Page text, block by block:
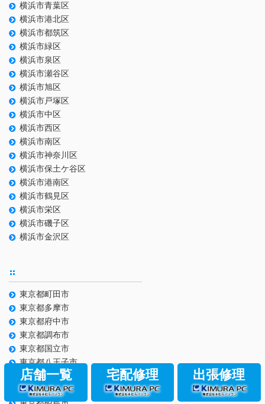
横浜市青葉区
横浜市港北区
横浜市都筑区
横浜市緑区
横浜市泉区
横浜市瀬谷区
横浜市旭区
横浜市戸塚区
横浜市中区
横浜市西区
横浜市南区
横浜市神奈川区
横浜市保土ケ谷区
横浜市港南区
横浜市鶴見区
横浜市栄区
横浜市磯子区
横浜市金沢区
東京都町田市
東京都多摩市
東京都府中市
東京都調布市
東京都国立市
東京都八王子市
東京都日野市
東京都立川市
店舗一覧 宅配修理 出張修理